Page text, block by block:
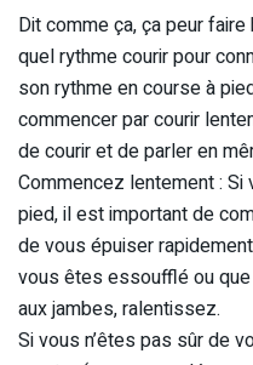
Dit comme ça, ça peur
quel rythme courir pour
son rythme en course à
commencer par courir
de courir et de parler en
Commencez lentement :
pied, il est important de
de vous épuiser
vous êtes essoufflé ou
aux jambes, ralentissez.
Si vous n’êtes pas sûr de